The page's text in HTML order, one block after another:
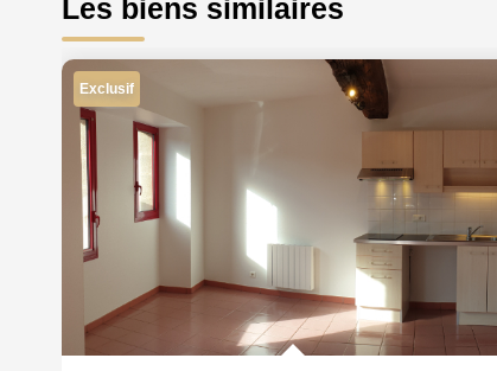
Les biens similaires
Exclusif